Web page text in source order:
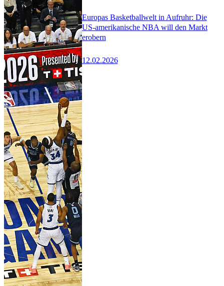
Europas Basketballwelt in Aufruhr: Die
US-amerikanische NBA will den Markt
erobern
12.02.2026